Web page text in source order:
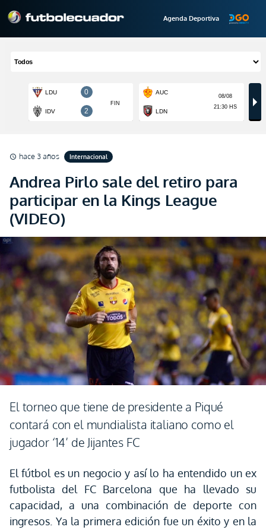
Agenda Deportiva
schedule hace 3 años Internacional
Andrea Pirlo sale del retiro para
participar en la Kings League
(VIDEO)
El torneo que tiene de presidente a Piqué
contará con el mundialista italiano como el
jugador ‘14’ de Jijantes FC
El fútbol es un negocio y así lo ha entendido un ex
futbolista del FC Barcelona que ha llevado su
capacidad, a una combinación de deporte con
ingresos. Ya la primera edición fue un éxito y en la